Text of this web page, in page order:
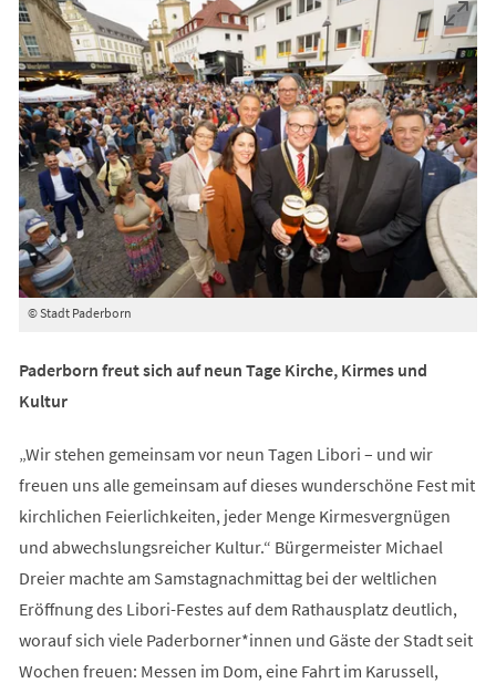
© Stadt Paderborn
Paderborn freut sich auf neun Tage Kirche, Kirmes und
Kultur
„Wir stehen gemeinsam vor neun Tagen Libori – und wir
freuen uns alle gemeinsam auf dieses wunderschöne Fest mit
kirchlichen Feierlichkeiten, jeder Menge Kirmesvergnügen
und abwechslungsreicher Kultur.“ Bürgermeister Michael
Dreier machte am Samstagnachmittag bei der weltlichen
Eröffnung des Libori-Festes auf dem Rathausplatz deutlich,
worauf sich viele Paderborner*innen und Gäste der Stadt seit
Wochen freuen: Messen im Dom, eine Fahrt im Karussell,